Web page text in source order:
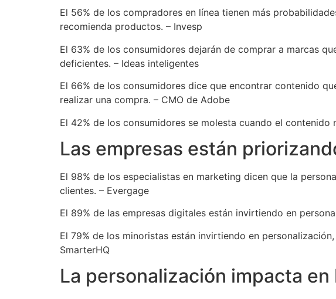
El 56% de los compradores en línea tienen más
recomienda productos. – Invesp
El 63% de los consumidores dejarán de comprar a marcas
deficientes. – Ideas inteligentes
El 66% de los consumidores dice que encontrar contenido
realizar una compra. – CMO de Adobe
El 42% de los consumidores se molesta cuando el
Las empresas están
El 98% de los especialistas en marketing dicen que la
clientes. – Evergage
El 89% de las empresas digitales están invirtiendo en
El 79% de los minoristas están invirtiendo en
SmarterHQ
La personalización impacta en